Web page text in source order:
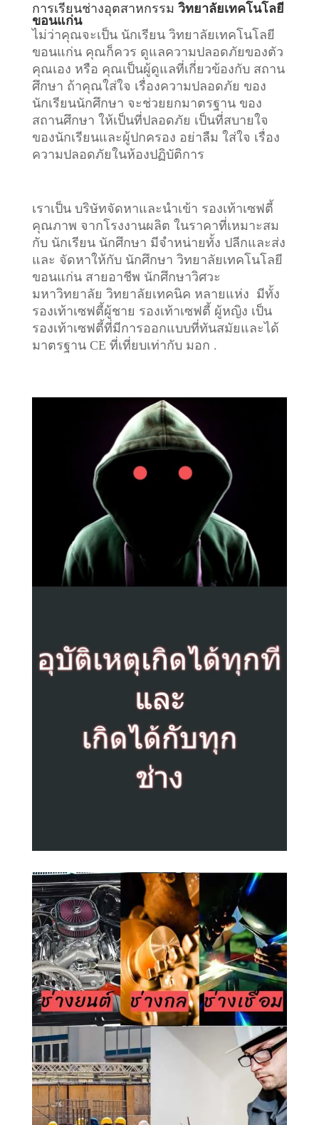
การเรียนช่างอุตสาหกรรม วิทยาลัยเทคโนโลยี
ขอนแก่น
ไม่ว่าคุณจะเป็น นักเรียน วิทยาลัยเทคโนโลยี
ขอนแก่น คุณก็ควร ดูแลความปลอดภัยของตัว
คุณเอง หรือ คุณเป็นผู้ดูแลที่เกี่ยวข้องกับ สถาน
ศึกษา ถ้าคุณใส่ใจ เรื่องความปลอดภัย ของ
นักเรียนนักศึกษา จะช่วยยกมาตรฐาน ของ
สถานศึกษา ให้เป็นที่ปลอดภัย เป็นที่สบายใจ
ของนักเรียนและผู้ปกครอง อย่าลืม ใส่ใจ เรื่อง
ความปลอดภัยในห้องปฏิบัติการ
เราเป็น บริษัทจัดหาและนำเข้า รองเท้าเซฟตี้
คุณภาพ จากโรงงานผลิต ในราคาที่เหมาะสม
กับ นักเรียน นักศึกษา มีจำหน่ายทั้ง ปลีกและส่ง
และ จัดหาให้กับ นักศึกษา วิทยาลัยเทคโนโลยี
ขอนแก่น สายอาชีพ นักศึกษาวิศวะ
มหาวิทยาลัย วิทยาลัยเทคนิค หลายแห่ง มีทั้ง
รองเท้าเซฟตี้ผู้ชาย รองเท้าเซฟตี้ ผู้หญิง เป็น
รองเท้าเซฟตี้ที่มีการออกแบบที่ทันสมัยและได้
มาตรฐาน CE ที่เที่ยบเท่ากับ มอก .